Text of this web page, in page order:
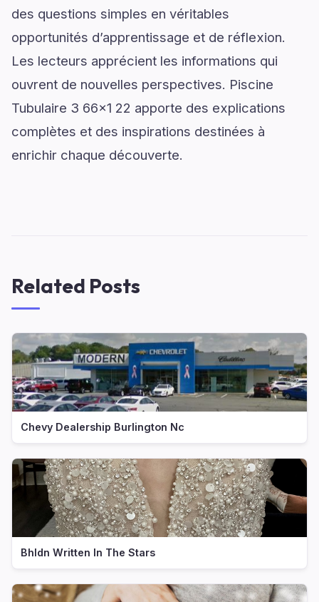
des questions simples en véritables
opportunités d’apprentissage et de réflexion.
Les lecteurs apprécient les informations qui
ouvrent de nouvelles perspectives. Piscine
Tubulaire 3 66x1 22 apporte des explications
complètes et des inspirations destinées à
enrichir chaque découverte.
Related Posts
Chevy Dealership Burlington Nc
Bhldn Written In The Stars